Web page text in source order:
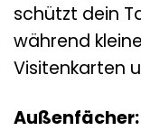
schützt dein
während
Visitenkarten